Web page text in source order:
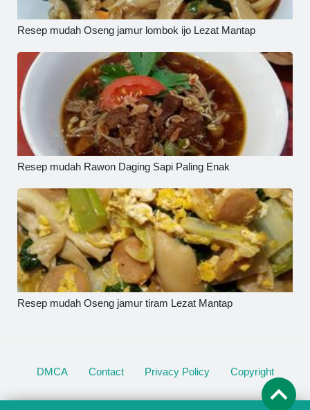
Resep mudah Oseng jamur lombok ijo Lezat Mantap
Resep mudah Rawon Daging Sapi Paling Enak
Resep mudah Oseng jamur tiram Lezat Mantap
DMCA Contact Privacy Policy Copyright